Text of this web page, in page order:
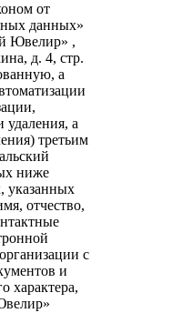
от
данных»
Ювелир» ,
д. 4, стр.
а
удаления, а
третьим
ниже
указанных
отчество,
с
и
характера,